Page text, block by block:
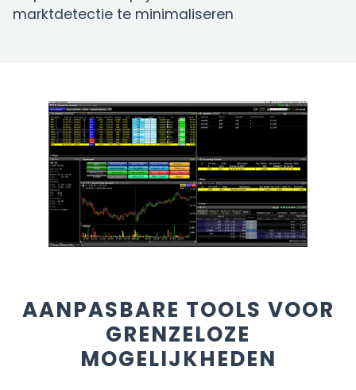
marktdetectie te minimaliseren
AANPASBARE TOOLS VOOR
GRENZELOZE
MOGELIJKHEDEN